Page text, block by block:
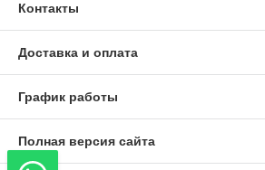
Контакты
Доставка и оплата
График работы
Полная версия сайта